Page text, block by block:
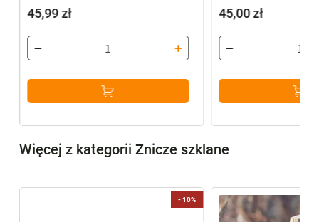
45,99zł 45,00zł
Więcej z kategorii Znicze szklane
-10%